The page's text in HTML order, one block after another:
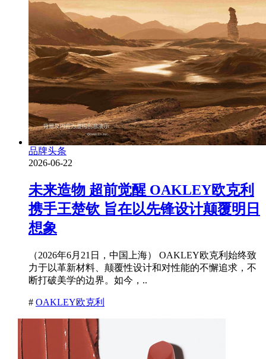
品牌头条
2026-06-22
未来造物 超前觉醒 OAKLEY欧克利
携手王楚钦 旨在以先锋设计颠覆明日
想象
（2026年6月21日，中国上海） OAKLEY欧克利始终致
力于以革新材料、颠覆性设计和对性能的不懈追求，不
断打破美学的边界。如今，..
# OAKLEY欧克利